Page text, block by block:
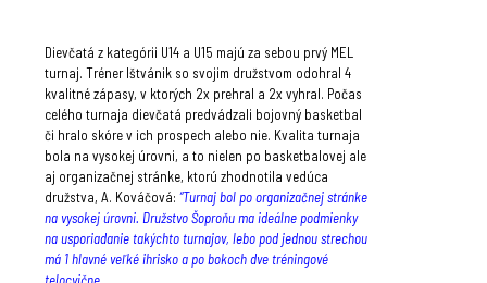
Dievčatá z kategórii U14 a U15 majú za sebou prvý MEL
turnaj. Tréner Ištvánik so svojim družstvom odohral 4
kvalitné zápasy, v ktorých 2x prehral a 2x vyhral. Počas
celého turnaja dievčatá predvádzali bojovný basketbal
či hralo skóre v ich prospech alebo nie. Kvalita turnaja
bola na vysokej úrovni, a to nielen po basketbalovej ale
aj organizačnej stránke, ktorú zhodnotila vedúca
družstva, A. Kováčová: “Turnaj bol po organizačnej stránke
na vysokej úrovni. Družstvo Šoproňu ma ideálne podmienky
na usporiadanie takýchto turnajov, lebo pod jednou strechou
má 1 hlavné veľké ihrisko a po bokoch dve tréningové